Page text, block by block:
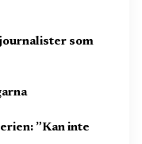
som
”Kan inte